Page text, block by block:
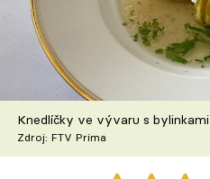
TV Program
Škola vaření
Recepty z TV
Speciál: Cuketa
Knedlíčky ve vývaru s bylinkami
Zdroj: FTV Prima